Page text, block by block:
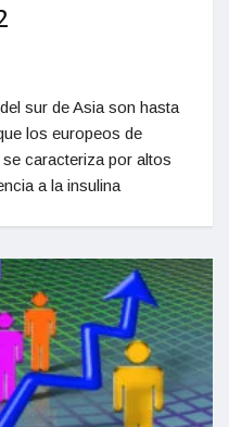
sur de Asia son hasta
los europeos de
caracteriza por altos
a la insulina